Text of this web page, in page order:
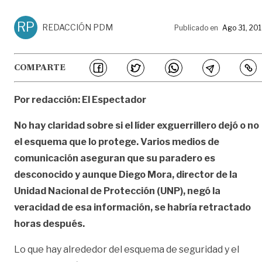
RP REDACCIÓN PDM Publicado en Ago 31,
COMPARTE
Por redacción: El Espectador
No hay claridad sobre si el líder exguerrillero dejó o no
el esquema que lo protege. Varios medios de
comunicación aseguran que su paradero es
desconocido y aunque Diego Mora, director de la
Unidad Nacional de Protección (UNP), negó la
veracidad de esa información, se habría retractado
horas después.
Lo que hay alrededor del esquema de seguridad y el